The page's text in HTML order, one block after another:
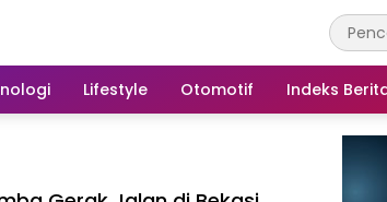
Lifestyle Otomotif Indeks